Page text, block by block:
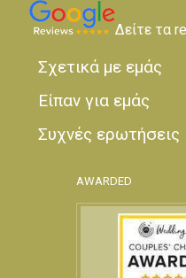
Δείτε τα
Σχετικά με εμάς
Είπαν για εμάς
Συχνές ερωτήσεις
AWARDED